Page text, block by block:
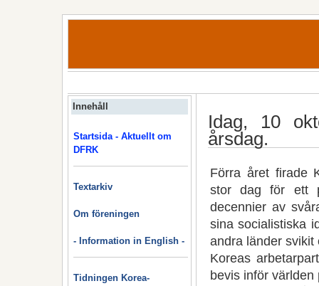
Innehåll
Startsida - Aktuellt om
DFRK
Textarkiv
Om föreningen
- Information in English -
Tidningen Korea-
Idag, 10
årsdag.
Förra året firade
stor dag för ett
decennier av
sina socialistiska
andra länder svikit
Koreas
bevis inför